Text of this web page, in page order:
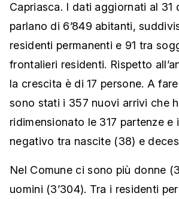
Capriasca. I dati aggiornati al 31
parlano di 6’849 abitanti,
residenti permanenti e 91 tra
frontalieri residenti. Rispetto
la crescita è di 17 persone. A
sono stati i 357 nuovi arrivi che
ridimensionato le 317 partenze e
negativo tra nascite (38) e
Nel Comune ci sono più donne
uomini (3’304). Tra i residenti